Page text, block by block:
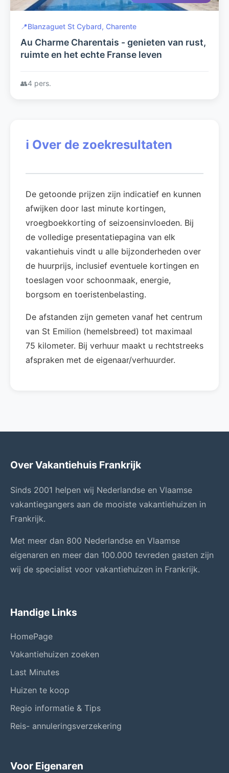
📍Blanzaguet St Cybard, Charente
Au Charme Charentais - genieten van rust,
ruimte en het echte Franse leven
👥4 pers.
ℹ️ Over de zoekresultaten
De getoonde prijzen zijn indicatief en kunnen
afwijken door last minute kortingen,
vroegboekkorting of seizoensinvloeden. Bij
de volledige presentatiepagina van elk
vakantiehuis vindt u alle bijzonderheden over
de huurprijs, inclusief eventuele kortingen en
toeslagen voor schoonmaak, energie,
borgsom en toeristenbelasting.
De afstanden zijn gemeten vanaf het centrum
van St Emilion (hemelsbreed) tot maximaal
75 kilometer. Bij verhuur maakt u rechtstreeks
afspraken met de eigenaar/verhuurder.
Over Vakantiehuis Frankrijk
Sinds 2001 helpen wij Nederlandse en Vlaamse
vakantiegangers aan de mooiste vakantiehuizen in
Frankrijk.
Met meer dan 800 Nederlandse en Vlaamse
eigenaren en meer dan 100.000 tevreden gasten zijn
wij de specialist voor vakantiehuizen in Frankrijk.
Handige Links
HomePage
Vakantiehuizen zoeken
Last Minutes
Huizen te koop
Regio informatie & Tips
Reis- annuleringsverzekering
Voor Eigenaren